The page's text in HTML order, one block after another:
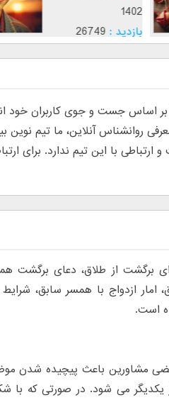
بازدید :
26749
جست و جوی کاربران خود
با این تیم ندارد. برای ارتباط
برگشت از طلاق، دعای برگشت
امار ازدواج با همسر سابق،
است.
مشاورین باعث پیچیده شدن
یکدیگر می شود. در صورتی که